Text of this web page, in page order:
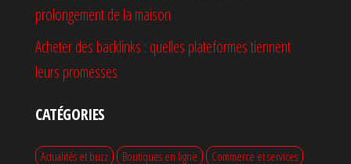
prolongement de la maison
Acheter des backlinks : quelles plateformes tiennent
leurs promesses
CATÉGORIES
Actualités et buzz Boutiques en ligne Commerce et services